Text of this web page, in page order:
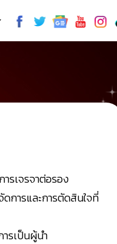
รเจรจาต่อรอง
การและการตัดสินใจที่
รเป็นผู้นำ